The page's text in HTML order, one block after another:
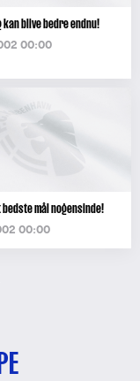
kan blive bedre endnu!
00:00
mål nogensinde!
00:00